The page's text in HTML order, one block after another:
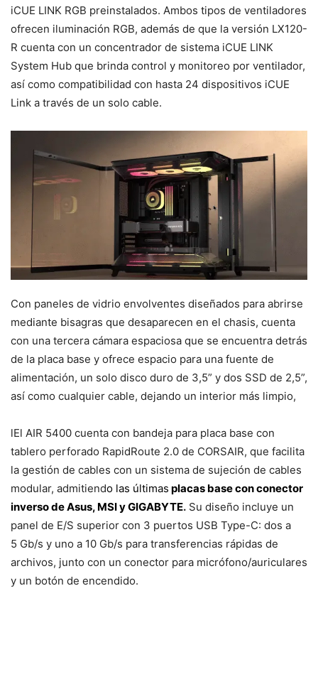
iCUE LINK RGB preinstalados. Ambos tipos de ventiladores
ofrecen iluminación RGB, además de que la versión LX120-
R cuenta con un concentrador de sistema iCUE LINK
System Hub que brinda control y monitoreo por ventilador,
así como compatibilidad con hasta 24 dispositivos iCUE
Link a través de un solo cable.
Con paneles de vidrio envolventes diseñados para abrirse
mediante bisagras que desaparecen en el chasis, cuenta
con una tercera cámara espaciosa que se encuentra detrás
de la placa base y ofrece espacio para una fuente de
alimentación, un solo disco duro de 3,5” y dos SSD de 2,5”,
así como cualquier cable, dejando un interior más limpio,
lEl AIR 5400 cuenta con bandeja para placa base con
tablero perforado RapidRoute 2.0 de CORSAIR, que facilita
la gestión de cables con un sistema de sujeción de cables
modular, admitiendo las últimas placas base con conector
inverso de Asus, MSI y GIGABYTE. Su diseño incluye un
panel de E/S superior con 3 puertos USB Type-C: dos a
5 Gb/s y uno a 10 Gb/s para transferencias rápidas de
archivos, junto con un conector para micrófono/auriculares
y un botón de encendido.